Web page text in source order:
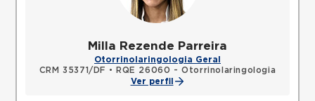
Milla Rezende Parreira
Otorrinolaringologia Geral
CRM 35371/DF •
RQE 26060 - Otorrinolaringologia
Ver perfil